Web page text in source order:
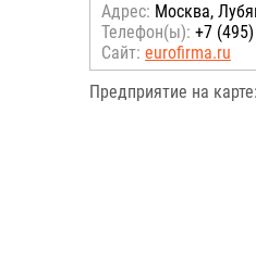
Адрес: Москва,
Телефон(ы): +7
Сайт: eurofirma.ru
Предприятие на карте: